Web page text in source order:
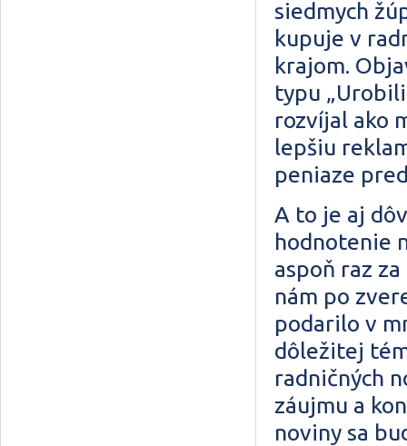
siedmych
kupuje v
krajom.
typu
rozvíjal ako
lepšiu
peniaze
A to je aj
hodnotenie
aspoň raz
nám po
podarilo v
dôležitej
radničných
záujmu a
noviny sa